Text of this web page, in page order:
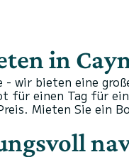
in
- wir bieten eine
für einen Tag für
Mieten Sie ein